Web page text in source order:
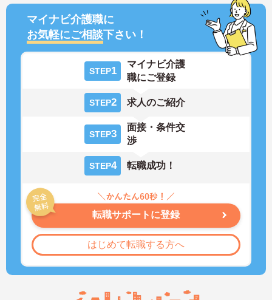
マイナビ介護職に
お気軽にご相談下さい！
STEP1
マイナビ介護
職にご登録
STEP2 求人のご紹介
STEP3
面接・条件交
渉
STEP4 転職成功！
転職サポートに登録
はじめて転職する方へ